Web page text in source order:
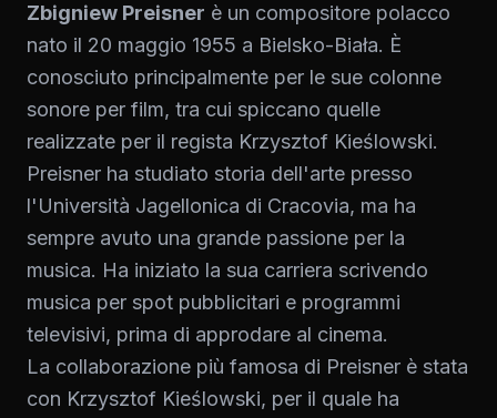
Zbigniew Preisner è un compositore polacco
nato il 20 maggio 1955 a Bielsko-Biała. È
conosciuto principalmente per le sue colonne
sonore per film, tra cui spiccano quelle
realizzate per il regista Krzysztof Kieślowski.
Preisner ha studiato storia dell'arte presso
l'Università Jagellonica di Cracovia, ma ha
sempre avuto una grande passione per la
musica. Ha iniziato la sua carriera scrivendo
musica per spot pubblicitari e programmi
televisivi, prima di approdare al cinema.
La collaborazione più famosa di Preisner è stata
con Krzysztof Kieślowski, per il quale ha